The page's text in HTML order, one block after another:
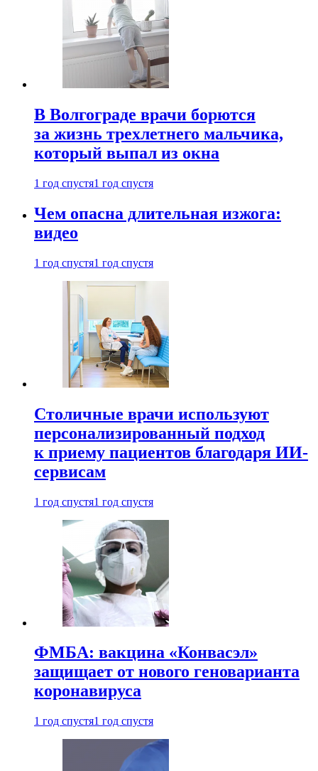
В Волгограде врачи борются
за жизнь трехлетнего мальчика,
который выпал из окна
1 год спустя1 год спустя
Чем опасна длительная изжога:
видео
1 год спустя1 год спустя
Столичные врачи используют
персонализированный подход
к приему пациентов благодаря ИИ-
сервисам
1 год спустя1 год спустя
ФМБА: вакцина «Конвасэл»
защищает от нового геноварианта
коронавируса
1 год спустя1 год спустя